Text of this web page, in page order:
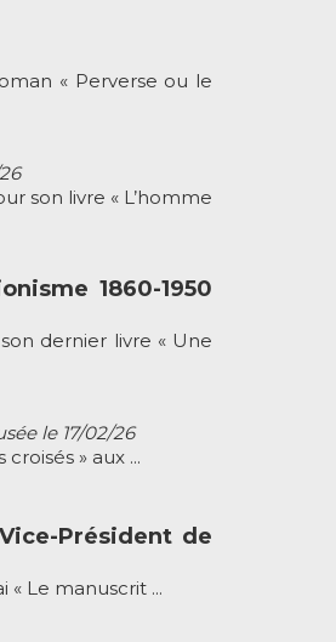
« Perverse ou le
son livre « L’homme
1860-1950
dernier livre « Une
le 17/02/26
» aux ...
Président de
Le manuscrit ...